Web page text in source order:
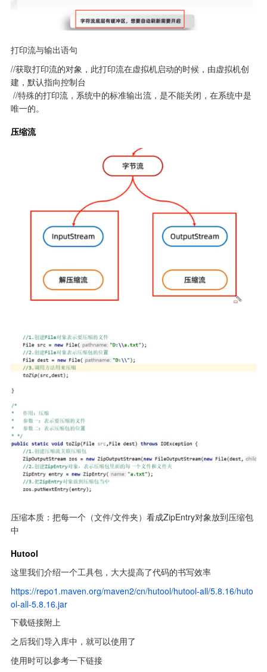
打印流与输出语句
//获取打印流的对象，此打印流在虚拟机启动的时候，由虚拟机创
建，默认指向控制台
唯一的。
压缩流
压缩本质：把每一个（文件/文件夹）看成ZipEntry对象放到压缩包
中
Hutool
这里我们介绍一个工具包，大大提高了代码的书写效率
https://repo1.maven.org/maven2/cn/hutool/hutool-all/5.8.16/huto
ol-all-5.8.16.jar
下载链接附上
之后我们导入库中，就可以使用了
使用时可以参考一下链接